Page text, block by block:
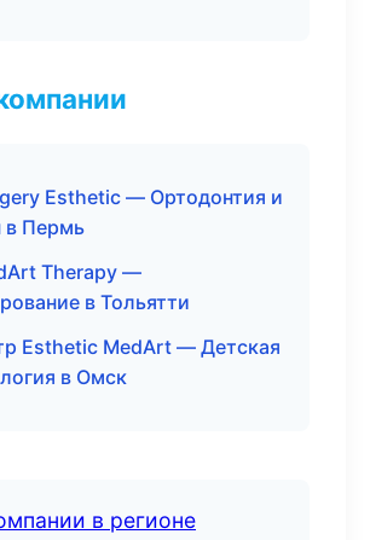
Esthetic — Ортодонтия и
в Пермь
Therapy —
в Тольятти
Esthetic MedArt — Детская
в Омск
в регионе